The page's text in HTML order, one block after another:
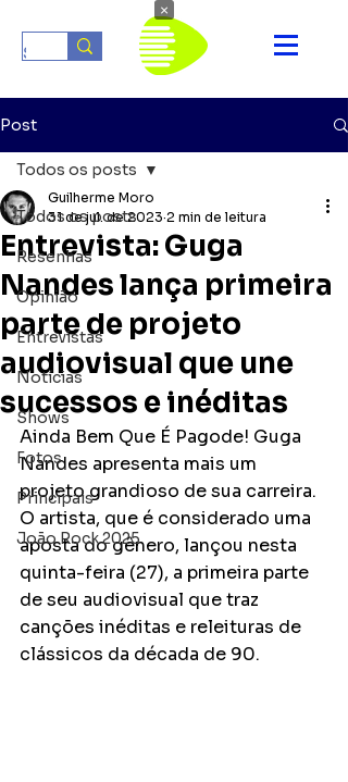
Post
Todos os posts
Resenhas
Opinião
Entrevistas
Notícias
Shows
Fotos
Principais
João Rock 2025
Todos os posts
Entrevista: Guga
Nandes lança primeira
parte de projeto
audiovisual que une
sucessos e inéditas
Guilherme Moro
31 de jul. de 2023 2 min de leitura
Ainda Bem Que É Pagode! Guga
Nandes apresenta mais um
projeto grandioso de sua carreira.
O artista, que é considerado uma
aposta do gênero, lançou nesta
quinta-feira (27), a primeira parte
de seu audiovisual que traz
canções inéditas e releituras de
clássicos da década de 90.
×